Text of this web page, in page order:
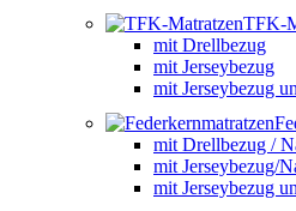
TFK-
mit Drellbezug
mit Jerseybezug
mit Jerseybezug
mit Drellbezug /
mit Jerseybezug/
mit Jerseybezug